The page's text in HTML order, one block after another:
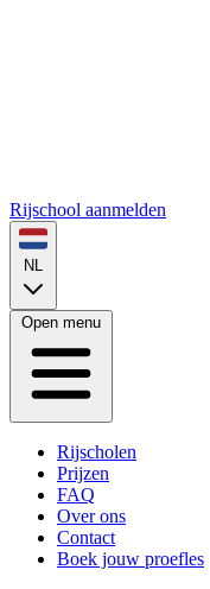
Rijschool aanmelden
NL
Open menu
Rijscholen
Prijzen
FAQ
Over ons
Contact
Boek jouw proefles